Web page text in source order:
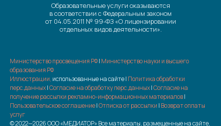
Образовательные услуги оказываются
в соответствии с Федеральным законом
от 04.05.2011 № 99-ФЗ «О лицензировании
отдельных видов деятельности».
Министерство просвещения РФ| Министерство науки и высшего
образования РФ
Иллюстрации, использованные на сайте | Политика обработки
перс.данных|Согласие на обработку перс.данных|Согласие на
получение рассылки рекламно-информационных материалов|
Пользовательское соглашение|Отписка от рассылки | Возврат оплаты
услуг
© 2022—2026 ООО «МЕДИАТОР» Все материалы, размещенные на сайте,